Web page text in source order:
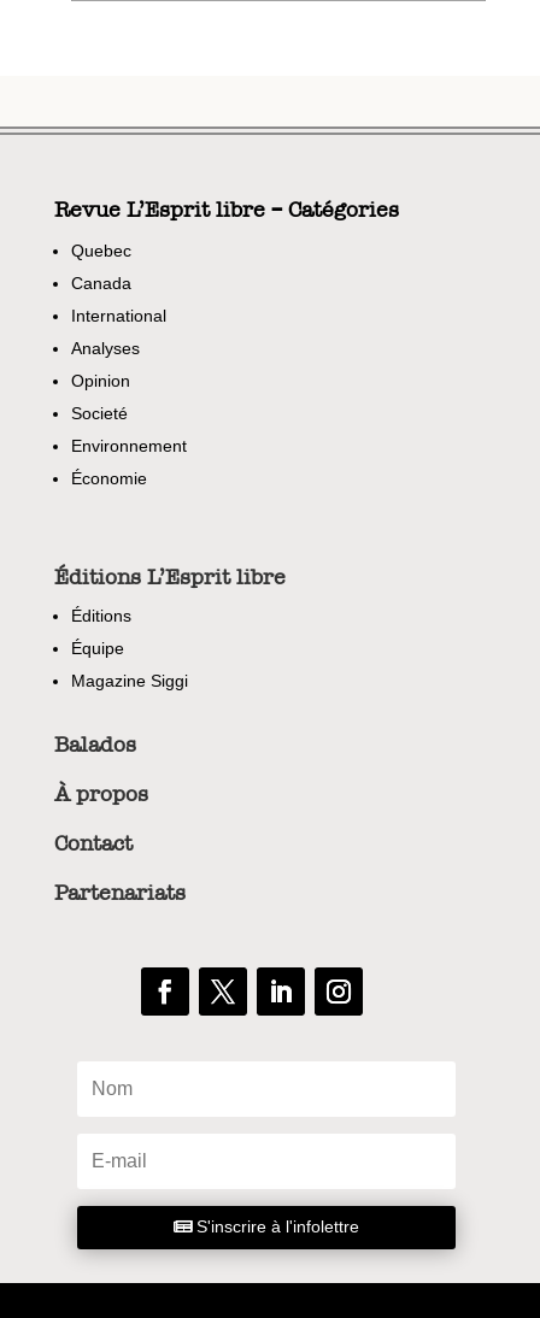
Revue L’Esprit libre – Catégories
Quebec
Canada
International
Analyses
Opinion
Societé
Environnement
Économie
Éditions L’Esprit libre
Éditions
Équipe
Magazine Siggi
Balados
À propos
Contact
Partenariats
S'inscrire à l'infolettre